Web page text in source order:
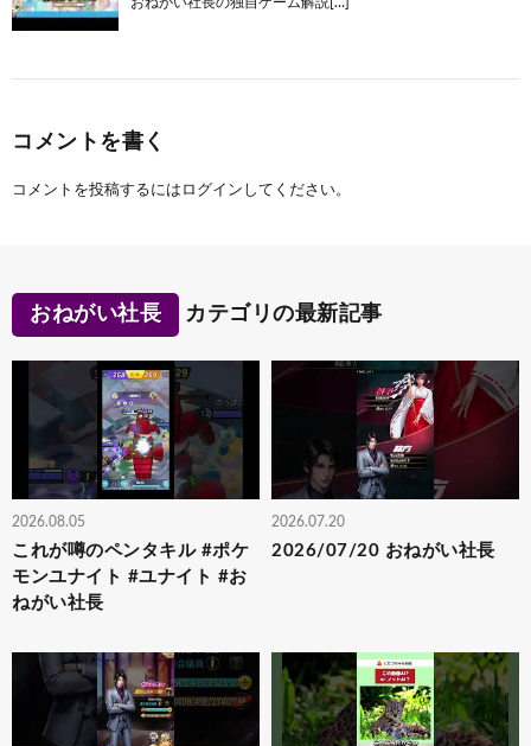
コメントを書く
コメントを投稿するには ログイン してください。
おねがい社長 カテゴリの最新記事
2026.08.05
これが噂のペンタキル #ポケ
モンユナイト #ユナイト #お
ねがい社長
2026.07.20
2026/07/20 おねがい社長